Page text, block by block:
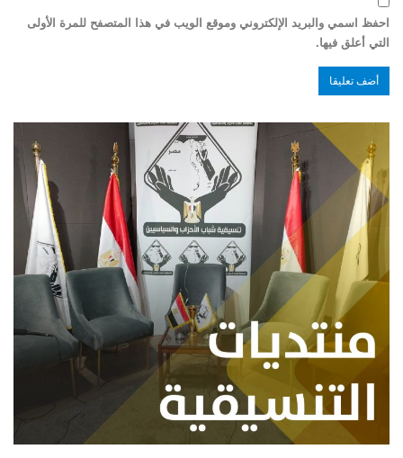
احفظ اسمي والبريد الإلكتروني وموقع الويب في هذا المتصفح للمرة الأولى
التي أعلق فيها.